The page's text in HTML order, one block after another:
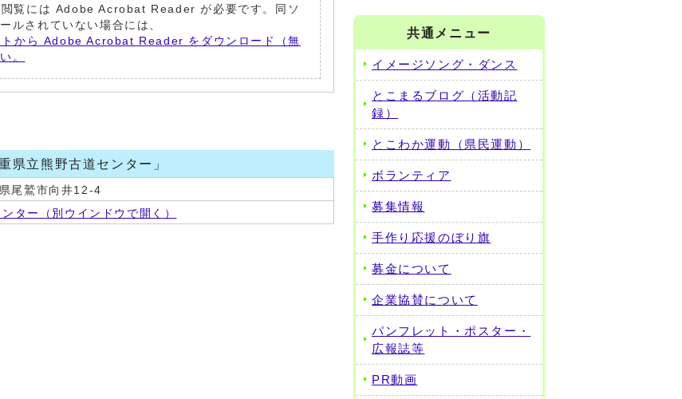
閲覧には Adobe Acrobat Reader が必要です。同ソ
ルされていない場合には、
から Adobe Acrobat Reader をダウンロード（無
。
県立熊野古道センター」
尾鷲市向井12-4
ター （別ウインドウで開く）
共通メニュー
イメージソング・ダンス
とこまるブログ（活動記
録）
とこわか運動（県民運動）
ボランティア
募集情報
手作り応援のぼり旗
募金について
企業協賛について
パンフレット・ポスター・
広報誌等
PR動画